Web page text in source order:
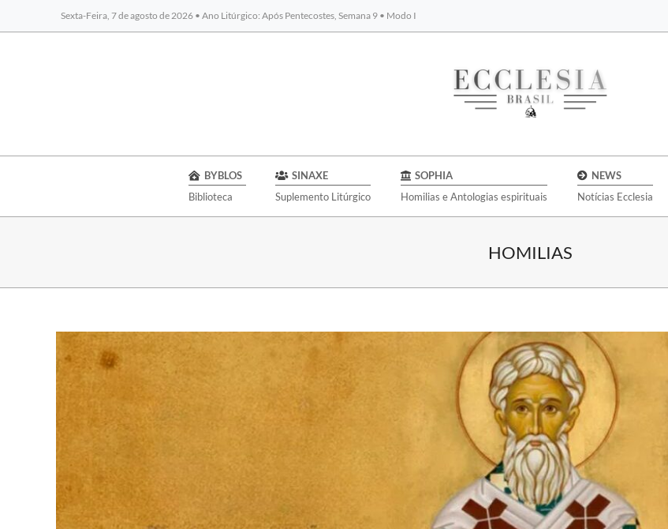
Sexta-Feira, 7 de agosto de 2026 • Ano Litúrgico: Após Pentecostes, Semana 9 • Modo I
BYBLOS
BYBLOS
Biblioteca
SINAXE
Suplemento Litúrgico
SOPHIA
Homilias e Antologias espirituais
NEWS
Notícias Ecclesia
HOMILIAS